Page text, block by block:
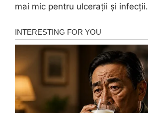
mai mic pentru ulcerații și infecții.